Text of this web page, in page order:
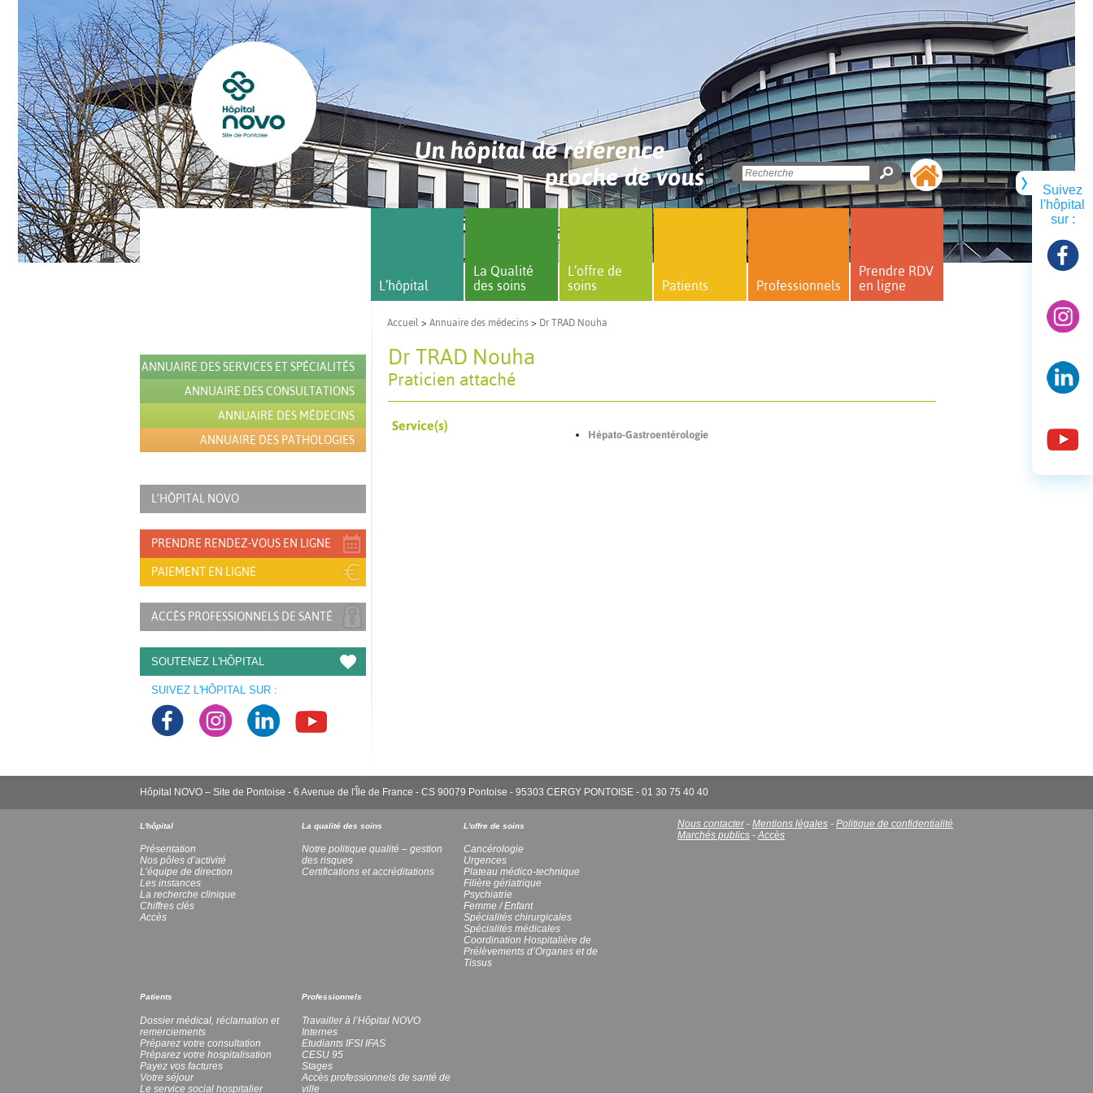
Un hôpital de référence
proche de vous
Suivez
l'hôpital
sur :
ANNUAIRE DES SERVICES ET SPÉCIALITÉS
ANNUAIRE DES CONSULTATIONS
ANNUAIRE DES MÉDECINS
ANNUAIRE DES PATHOLOGIES
L’HÔPITAL NOVO
PRENDRE RENDEZ-VOUS EN LIGNE
PAIEMENT EN LIGNE
ACCÈS PROFESSIONNELS DE SANTÉ
SOUTENEZ L'HÔPITAL
SUIVEZ L'HÔPITAL SUR :
L’hôpital
La Qualité
des soins
L’offre de
soins
Patients Professionnels
Prendre RDV
en ligne
Accueil > Annuaire des médecins > Dr TRAD Nouha
Dr TRAD Nouha
Praticien attaché
Service(s)
Hépato-Gastroentérologie
Hôpital NOVO – Site de Pontoise - 6 Avenue de l'Île de France - CS 90079 Pontoise - 95303 CERGY PONTOISE - 01 30 75 40 40
Nous contacter- Mentions légales - Politique de confidentialité
Marchés publics -Accès
L'hôpital
Présentation
Nos pôles d’activité
L’équipe de direction
Les instances
La recherche clinique
Chiffres clés
Accès
La qualité des soins
Notre politique qualité – gestion
des risques
Certifications et accréditations
L'offre de soins
Cancérologie
Urgences
Plateau médico-technique
Filière gériatrique
Psychiatrie
Femme / Enfant
Spécialités chirurgicales
Spécialités médicales
Coordination Hospitalière de
Prélèvements d’Organes et de
Tissus
Patients
Dossier médical, réclamation et
remerciements
Préparez votre consultation
Préparez votre hospitalisation
Payez vos factures
Votre séjour
Le service social hospitalier
Professionnels
Travailler à l’Hôpital NOVO
Internes
Etudiants IFSI IFAS
CESU 95
Stages
Accès professionnels de santé de
ville